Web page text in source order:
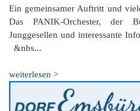
Ein gemeinsamer Auftritt und
Das PANIK-Orchester, der
Junggesellen und interessante
&nbs...
weiterlesen >